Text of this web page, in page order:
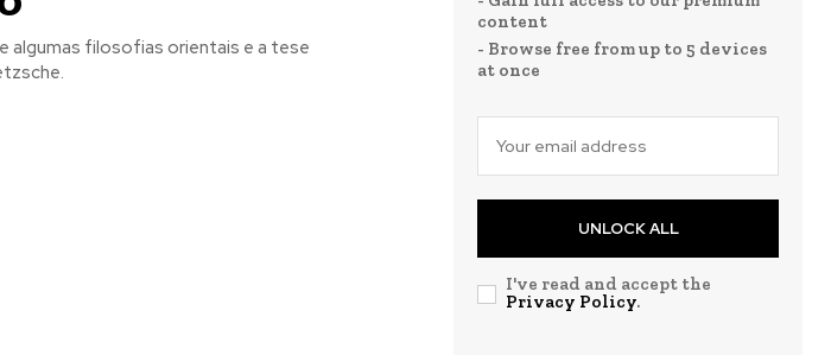
algumas filosofias orientais e a tese
content
- Browse free from up to 5 devices
at once
UNLOCK ALL
I've read and accept the
Privacy Policy.